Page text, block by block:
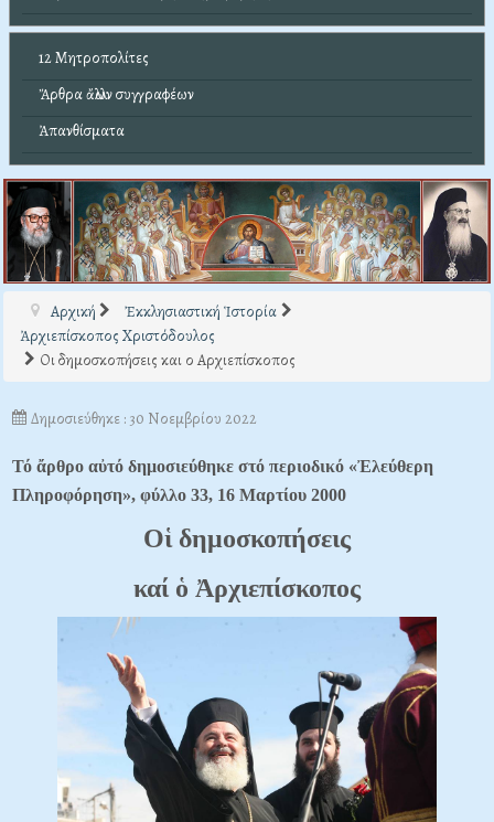
12 Μητροπολίτες
Ἄρθρα ἄλλων συγγραφέων
Ἀπανθίσματα
Αρχική
Ἐκκλησιαστική Ἱστορία
Ἀρχιεπίσκοπος Χριστόδουλος
Οι δημοσκοπήσεις και ο Αρχιεπίσκοπος
Δημοσιεύθηκε : 30 Νοεμβρίου 2022
Τό ἄρθρο αὐτό δημοσιεύθηκε στό περιοδικό «Ἐλεύθερη
Πληροφόρηση», φύλλο 33, 16 Μαρτίου 2000
Oἱ δημοσκοπήσεις
καί ὁ Ἀρχιεπίσκοπος